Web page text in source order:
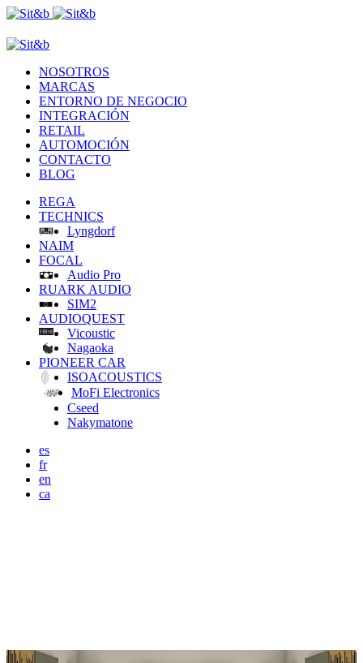
NOSOTROS
MARCAS
ENTORNO DE NEGOCIO
INTEGRACIÓN
RETAIL
AUTOMOCIÓN
CONTACTO
BLOG
REGA
TECHNICS
Lyngdorf
NAIM
FOCAL
Audio Pro
RUARK AUDIO
SIM2
AUDIOQUEST
Vicoustic
Nagaoka
PIONEER CAR
ISOACOUSTICS
MoFi Electronics
Cseed
Nakymatone
es
fr
en
ca